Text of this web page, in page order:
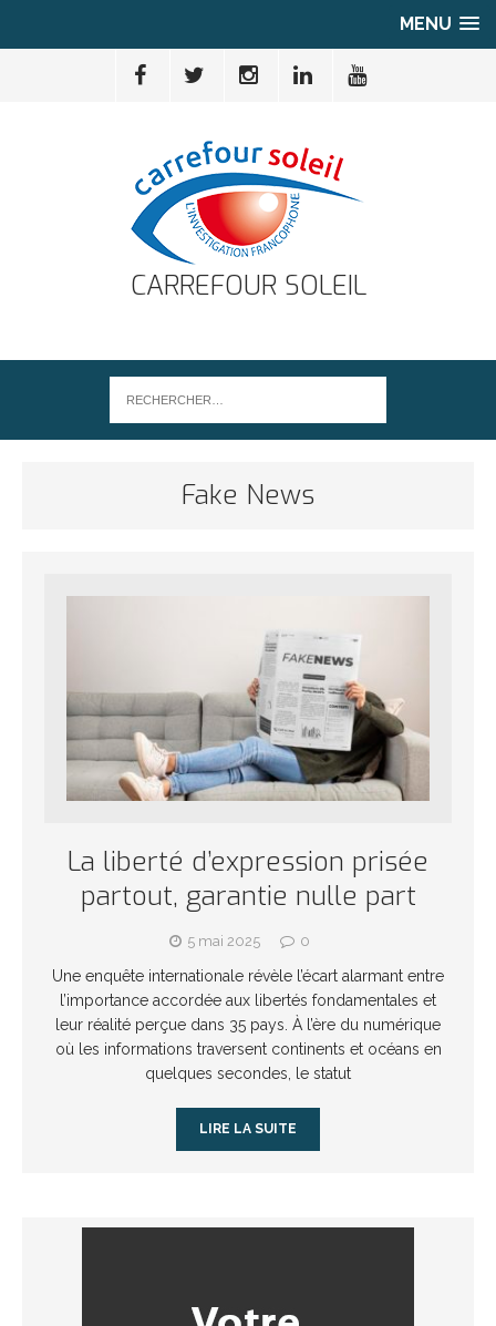
MENU
CARREFOUR SOLEIL
Fake News
La liberté d’expression prisée
partout, garantie nulle part
5 mai 2025 0
Une enquête internationale révèle l’écart alarmant entre
l’importance accordée aux libertés fondamentales et
leur réalité perçue dans 35 pays. À l’ère du numérique
où les informations traversent continents et océans en
quelques secondes, le statut
LIRE LA SUITE